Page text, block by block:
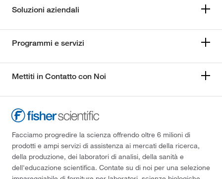
Soluzioni aziendali
Programmi e servizi
Mettiti in Contatto con Noi
Facciamo progredire la scienza offrendo oltre 6 milioni di
prodotti e ampi servizi di assistenza ai mercati della ricerca,
della produzione, dei laboratori di analisi, della sanità e
dell'educazione scientifica. Contate su di noi per una selezione